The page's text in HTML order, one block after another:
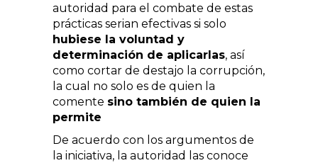
autoridad para el combate de estas
prácticas serian efectivas si solo
hubiese la voluntad y
determinación de aplicarlas, así
como cortar de destajo la corrupción,
la cual no solo es de quien la
comente sino también de quien la
permite
De acuerdo con los argumentos de
la iniciativa, la autoridad las conoce